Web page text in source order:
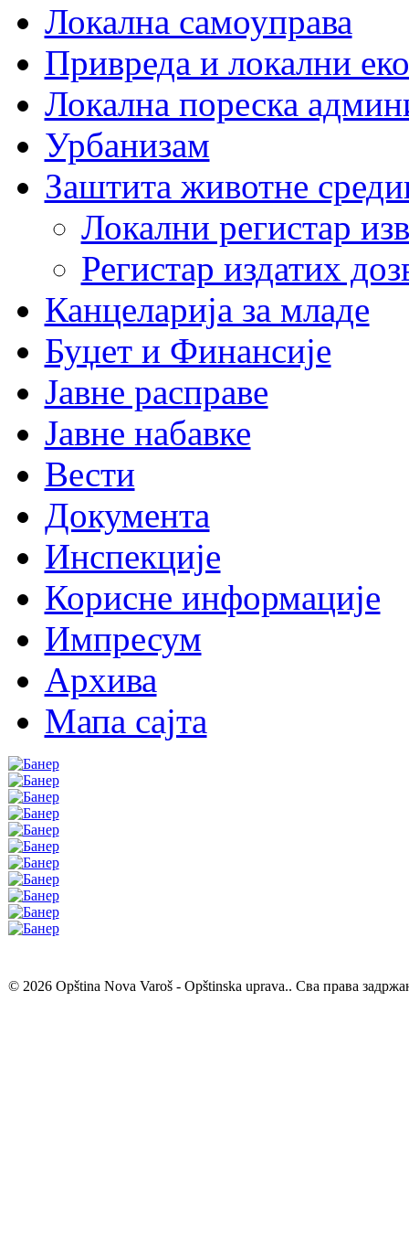
Локална самоуправа
Привреда и локални
Локална пореска
Урбанизам
Заштита животне
Локални регистар
Регистар издатих
Канцеларија за младе
Буџет и Финансије
Јавне расправе
Јавне набавке
Вести
Документа
Инспекције
Корисне информације
Импресум
Архива
Мапа сајта
© 2026 Opština Nova Varoš - Opštinska uprava.. Сва права